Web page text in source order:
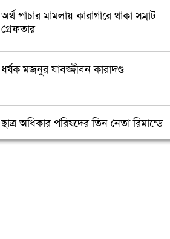
অর্থ পাচার মামলায় কারাগারে থাকা সম্রাট
গ্রেফতার
ধর্ষক মজনুর যাবজ্জীবন কারাদণ্ড
ছাত্র অধিকার পরিষদের তিন নেতা রিমান্ডে